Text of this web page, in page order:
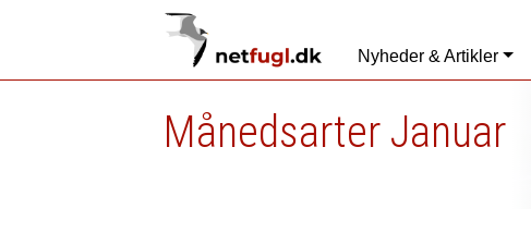
Nyheder & Artikler
Månedsarter Januar